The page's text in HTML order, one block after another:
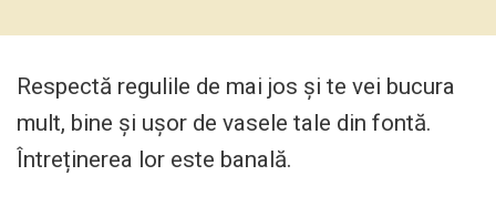
Respectă regulile de mai jos și te vei bucura
mult, bine și ușor de vasele tale din fontă.
Întreținerea lor este banală.